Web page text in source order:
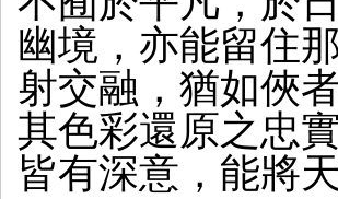
幽境，亦能留住
射交融，猶如俠
其色彩還原之忠
皆有深意，能將